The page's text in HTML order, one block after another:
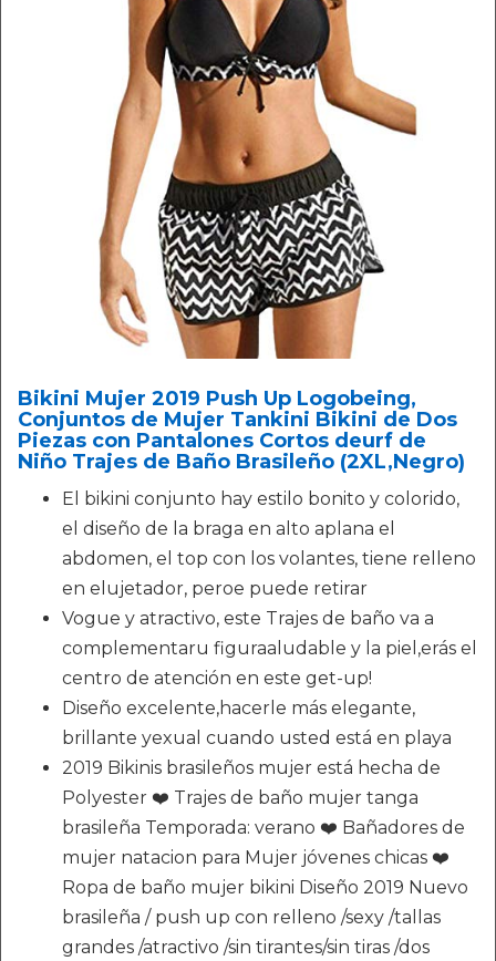
Bikini Mujer 2019 Push Up Logobeing,
Conjuntos de Mujer Tankini Bikini de Dos
Piezas con Pantalones Cortos deurf de
Niño Trajes de Baño Brasileño (2XL,Negro)
El bikini conjunto hay estilo bonito y colorido,
el diseño de la braga en alto aplana el
abdomen, el top con los volantes, tiene relleno
en elujetador, peroe puede retirar
Vogue y atractivo, este Trajes de baño va a
complementaru figuraaludable y la piel,erás el
centro de atención en este get-up!
Diseño excelente,hacerle más elegante,
brillante yexual cuando usted está en playa
2019 Bikinis brasileños mujer está hecha de
Polyester ❤️ Trajes de baño mujer tanga
brasileña Temporada: verano ❤️ Bañadores de
mujer natacion para Mujer jóvenes chicas ❤️
Ropa de baño mujer bikini Diseño 2019 Nuevo
brasileña / push up con relleno /sexy /tallas
grandes /atractivo /sin tirantes/sin tiras /dos